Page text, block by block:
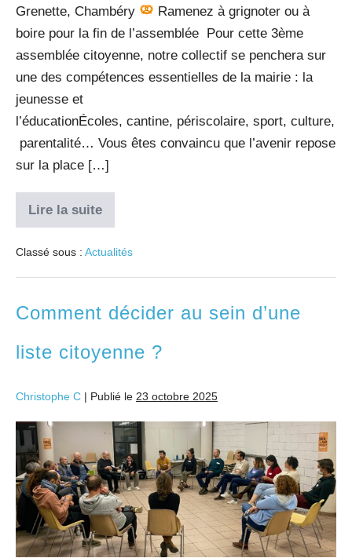
Grenette, Chambéry
Ramenez à grignoter ou à
boire pour la fin de l’assemblée Pour cette 3ème
assemblée citoyenne, notre collectif se penchera sur
une des compétences essentielles de la mairie : la
jeunesse et
l’éducationÉcoles, cantine, périscolaire, sport, culture,
parentalité… Vous êtes convaincu que l’avenir repose
sur la place […]
Lire la suite
Classé sous : Actualités
Comment décider au sein d’une
liste citoyenne ?
Christophe C | Publié le 23 octobre 2025